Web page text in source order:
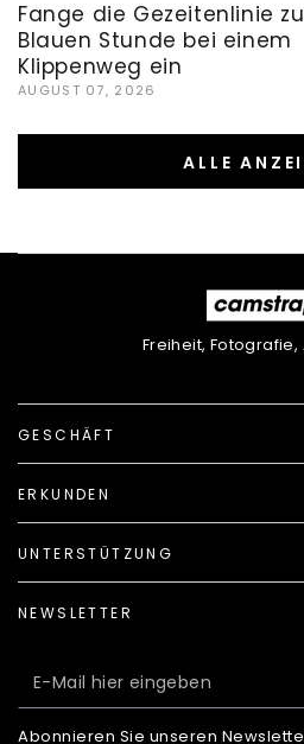
Fange die Gezeitenlinie
Blauen Stunde bei einem
Klippenweg ein
AUGUST 07, 2026
ALLE
Freiheit,
GESCHÄFT
ERKUNDEN
UNTERSTÜTZUNG
NEWSLETTER
E-
Mail
Abonnieren Sie unseren